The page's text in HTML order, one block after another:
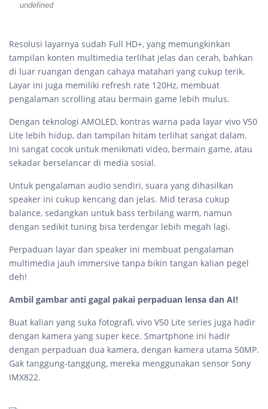
undefined
Resolusi layarnya sudah Full HD+, yang memungkinkan
tampilan konten multimedia terlihat jelas dan cerah, bahkan
di luar ruangan dengan cahaya matahari yang cukup terik.
Layar ini juga memiliki refresh rate 120Hz, membuat
pengalaman scrolling atau bermain game lebih mulus.
Dengan teknologi AMOLED, kontras warna pada layar vivo V50
Lite lebih hidup, dan tampilan hitam terlihat sangat dalam.
Ini sangat cocok untuk menikmati video, bermain game, atau
sekadar berselancar di media sosial.
Untuk pengalaman audio sendiri, suara yang dihasilkan
speaker ini cukup kencang dan jelas. Mid terasa cukup
balance, sedangkan untuk bass terbilang warm, namun
dengan sedikit tuning bisa terdengar lebih megah lagi.
Perpaduan layar dan speaker ini membuat pengalaman
multimedia jauh immersive tanpa bikin tangan kalian pegel
deh!
Ambil gambar anti gagal pakai perpaduan lensa dan AI!
Buat kalian yang suka fotografi, vivo V50 Lite series juga hadir
dengan kamera yang super kece. Smartphone ini hadir
dengan perpaduan dua kamera, dengan kamera utama 50MP.
Gak tanggung-tanggung, mereka menggunakan sensor Sony
IMX822.